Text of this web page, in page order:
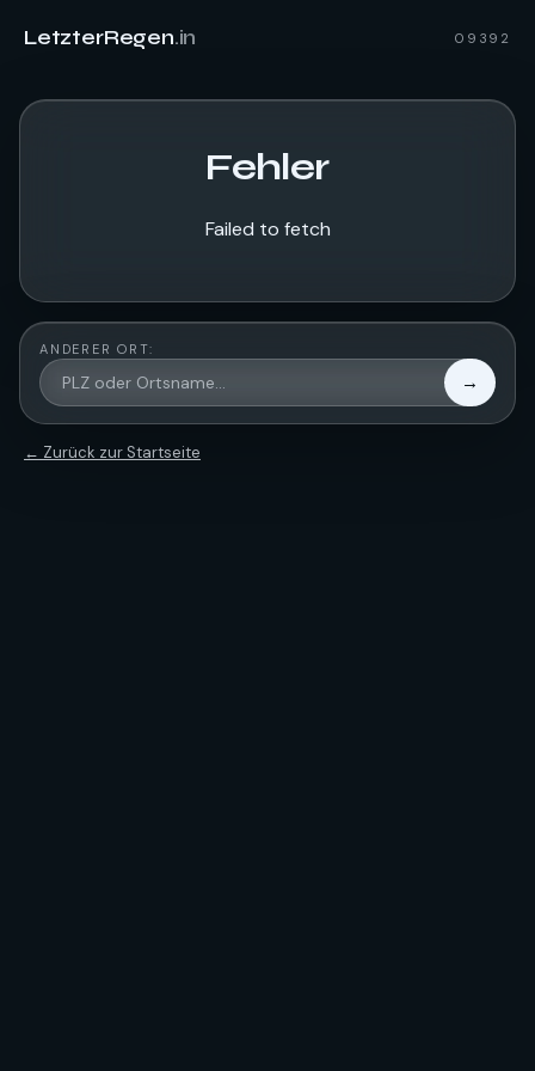
LetzterRegen.in 09392
Fehler
Failed to fetch
ANDERER ORT:
→
← Zurück zur Startseite